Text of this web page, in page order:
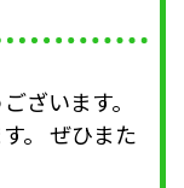
ざいます。
。 ぜひまた